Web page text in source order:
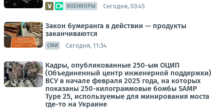
ВОЕНКОРЫ Сегодня, 03:45
Закон бумеранга в действии — продукты
заканчиваются
СМИ Сегодня, 11:34
Кадры, опубликованные 250-ым ОЦИП
(Объединенный центр инженерной поддержки)
ВСУ в начале февраля 2025 года, на которых
показаны 250-килограммовые бомбы SAMP
Type 25, используемые для минирования моста
где-то на Украине